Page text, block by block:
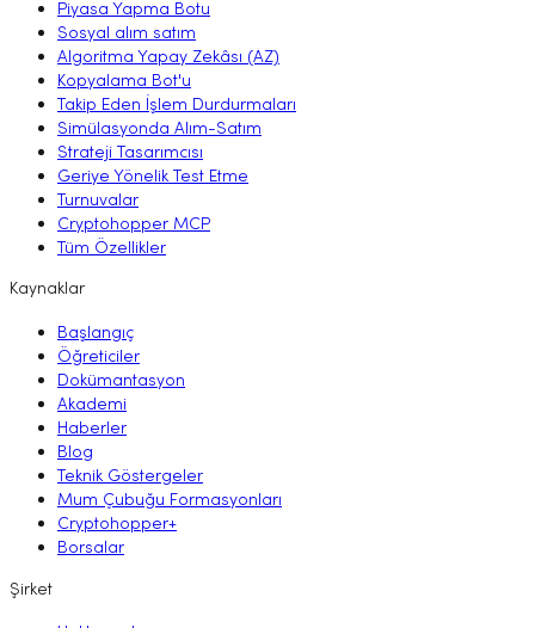
Piyasa Yapma Botu
Sosyal alım satım
Algoritma Yapay Zekâsı (AZ)
Kopyalama Bot'u
Takip Eden İşlem Durdurmaları
Simülasyonda Alım-Satım
Strateji Tasarımcısı
Geriye Yönelik Test Etme
Turnuvalar
Cryptohopper MCP
Tüm Özellikler
Kaynaklar
Başlangıç
Öğreticiler
Dokümantasyon
Akademi
Haberler
Blog
Teknik Göstergeler
Mum Çubuğu Formasyonları
Cryptohopper+
Borsalar
Şirket